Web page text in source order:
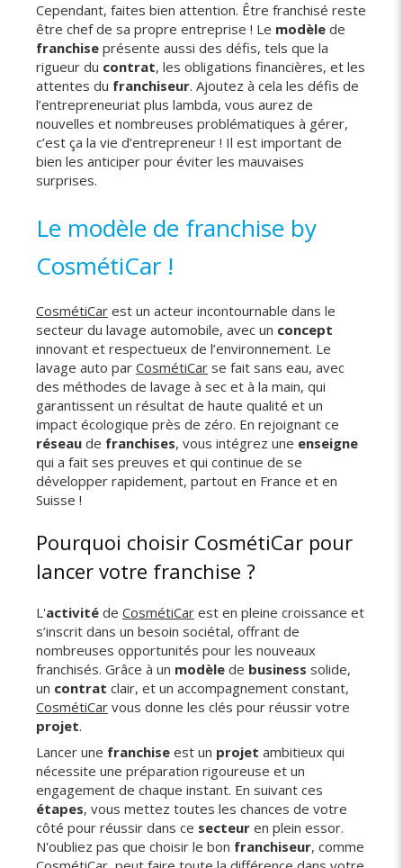
Cependant, faites bien attention. Être franchisé reste
être chef de sa propre entreprise ! Le modèle de
franchise présente aussi des défis, tels que la
rigueur du contrat, les obligations financières, et les
attentes du franchiseur. Ajoutez à cela les défis de
l’entrepreneuriat plus lambda, vous aurez de
nouvelles et nombreuses problématiques à gérer,
c’est ça la vie d’entrepreneur ! Il est important de
bien les anticiper pour éviter les mauvaises
surprises.
Le modèle de franchise by
CosmétiCar !
CosmétiCar est un acteur incontournable dans le
secteur du lavage automobile, avec un concept
innovant et respectueux de l’environnement. Le
lavage auto par CosmétiCar se fait sans eau, avec
des méthodes de lavage à sec et à la main, qui
garantissent un résultat de haute qualité et un
impact écologique près de zéro. En rejoignant ce
réseau de franchises, vous intégrez une enseigne
qui a fait ses preuves et qui continue de se
développer rapidement, partout en France et en
Suisse !
Pourquoi choisir CosmétiCar pour
lancer votre franchise ?
L'activité de CosmétiCar est en pleine croissance et
s’inscrit dans un besoin sociétal, offrant de
nombreuses opportunités pour les nouveaux
franchisés. Grâce à un modèle de business solide,
un contrat clair, et un accompagnement constant,
CosmétiCar vous donne les clés pour réussir votre
projet.
Lancer une franchise est un projet ambitieux qui
nécessite une préparation rigoureuse et un
engagement de chaque instant. En suivant ces
étapes, vous mettez toutes les chances de votre
côté pour réussir dans ce secteur en plein essor.
N'oubliez pas que choisir le bon franchiseur, comme